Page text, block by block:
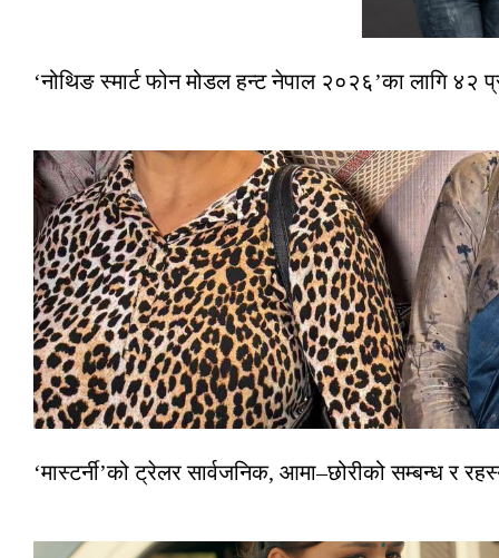
‘नोथिङ स्मार्ट फोन मोडल हन्ट नेपाल २०२६’का लागि ४२
‘मास्टर्नी’को ट्रेलर सार्वजनिक, आमा–छोरीको सम्बन्ध र